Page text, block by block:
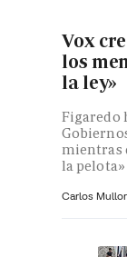
Vox
los
la ley»
Figaredo
mientras
la
Carlos Mullor